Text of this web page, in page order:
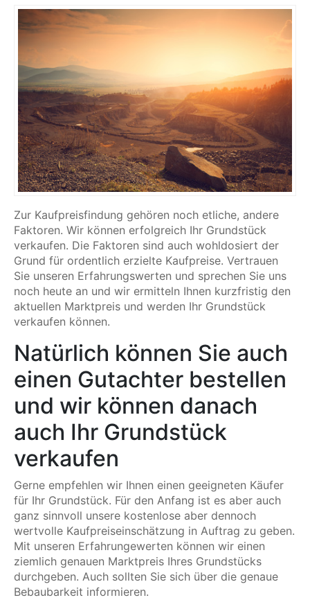
Zur Kaufpreisfindung gehören noch etliche, andere
Faktoren. Wir können erfolgreich Ihr Grundstück
verkaufen. Die Faktoren sind auch wohldosiert der
Grund für ordentlich erzielte Kaufpreise. Vertrauen
Sie unseren Erfahrungswerten und sprechen Sie uns
noch heute an und wir ermitteln Ihnen kurzfristig den
aktuellen Marktpreis und werden Ihr Grundstück
verkaufen können.
Natürlich können Sie auch
einen Gutachter bestellen
und wir können danach
auch Ihr Grundstück
verkaufen
Gerne empfehlen wir Ihnen einen geeigneten Käufer
für Ihr Grundstück. Für den Anfang ist es aber auch
ganz sinnvoll unsere kostenlose aber dennoch
wertvolle Kaufpreiseinschätzung in Auftrag zu geben.
Mit unseren Erfahrungewerten können wir einen
ziemlich genauen Marktpreis Ihres Grundstücks
durchgeben. Auch sollten Sie sich über die genaue
Bebaubarkeit informieren.